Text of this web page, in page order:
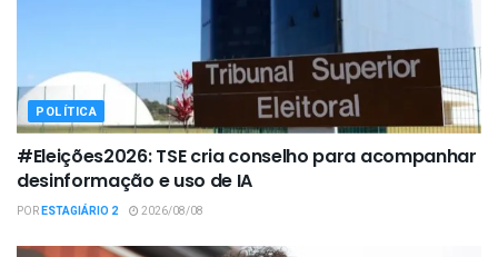
POLÍTICA
#Eleições2026: TSE cria conselho para acompanhar
desinformação e uso de IA
PORESTAGIÁRIO 2 2026/08/08